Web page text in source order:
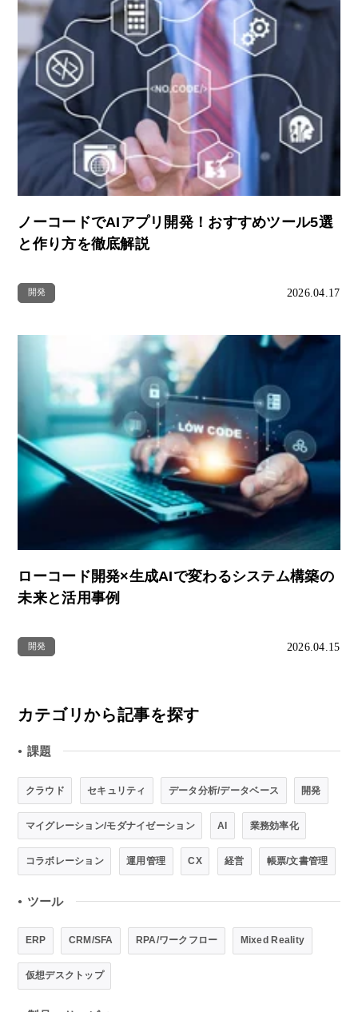
ノーコードでAIアプリ開発！おすすめツール5選
と作り方を徹底解説
開発 2026.04.17
ローコード開発×生成AIで変わるシステム構築の
未来と活用事例
開発 2026.04.15
カテゴリから記事を探す
● 課題
クラウド セキュリティ データ分析/データベース 開発
マイグレーション/モダナイゼーション AI 業務効率化
コラボレーション 運用管理 CX 経営 帳票/文書管理
● ツール
ERP CRM/SFA RPA/ワークフロー Mixed Reality
仮想デスクトップ